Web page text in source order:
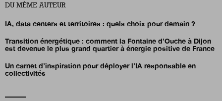
DU MÊME AUTEUR
IA, data centers et territoires : quels choix pour demain ?
Transition énergétique : comment la Fontaine d’Ouche à Dijon
est devenue le plus grand quartier à énergie positive de France
Un carnet d’inspiration pour déployer l’IA responsable en
collectivités